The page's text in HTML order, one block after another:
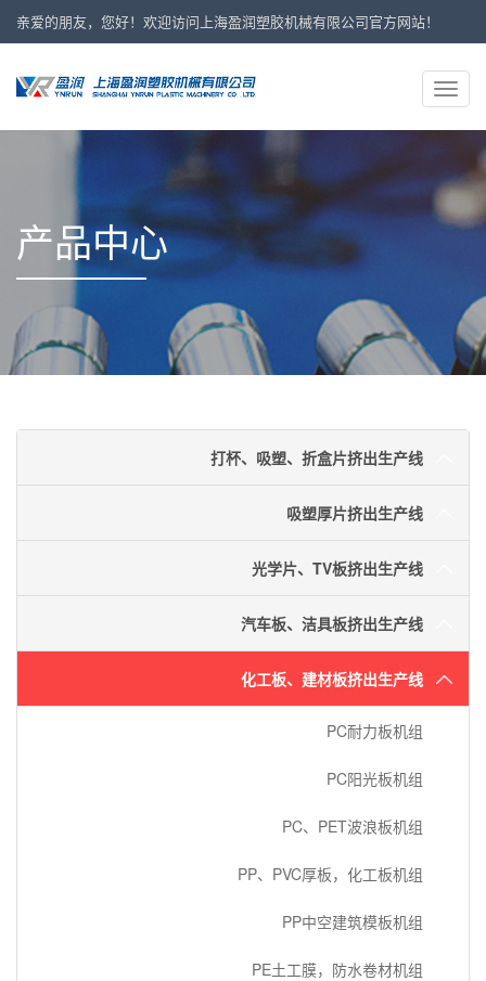
亲爱的朋友，您好！欢迎访问上海盈润塑胶机械有限公司官方网站！
13918097267
产品中心
打杯、吸塑、折盒片挤出生产线
吸塑厚片挤出生产线
光学片、TV板挤出生产线
汽车板、洁具板挤出生产线
化工板、建材板挤出生产线
PC耐力板机组
PC阳光板机组
PC、PET波浪板机组
PP、PVC厚板，化工板机组
PP中空建筑模板机组
PE土工膜，防水卷材机组